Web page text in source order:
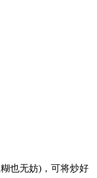
也无妨)，可将炒好